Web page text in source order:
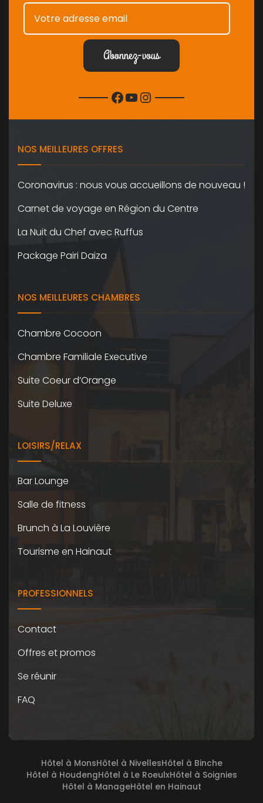
Facebook
YouTube
Instagram
NOS MEILLEURES OFFRES
Coronavirus : nous vous accueillons de nouveau !
Carnet de voyage en Région du Centre
La Nuit du Chef avec Ruffus
Package Pairi Daiza
NOS MEILLEURES CHAMBRES
Chambre Cocoon
Chambre Familiale Executive
Suite Coeur d’Orange
Suite Deluxe
LOISIRS/RELAX
Bar Lounge
Salle de fitness
Brunch à La Louvière
Tourisme en Hainaut
PROFESSIONNELS
Contact
Offres et promos
Se réunir
FAQ
Hôtel à MonsHôtel à NivellesHôtel à Binche
Hôtel à HoudengHôtel à Le RoeulxHôtel à Soignies
Hôtel à ManageHôtel en Hainaut